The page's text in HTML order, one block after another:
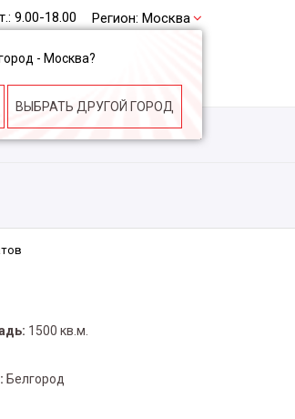
9.00-18.00 Регион: Москва
- Москва?
ВЫБРАТЬ ДРУГОЙ ГОРОД
1500 кв.м.
Белгород